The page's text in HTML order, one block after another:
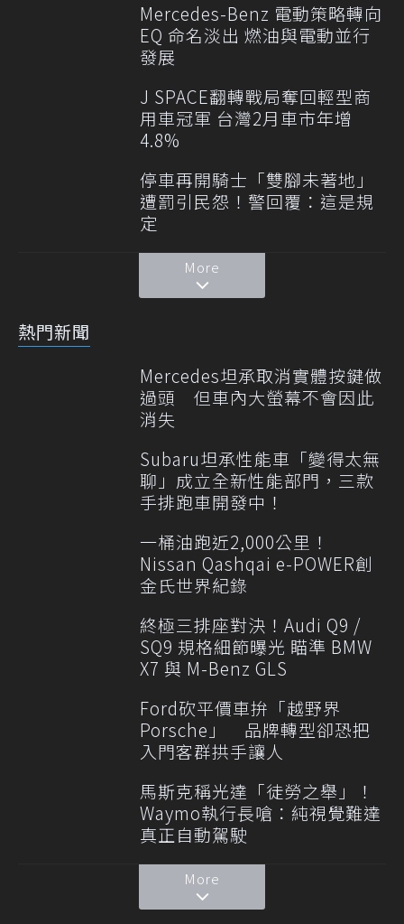
Mercedes-Benz 電動策略轉向
EQ 命名淡出 燃油與電動並行
發展
J SPACE翻轉戰局奪回輕型商
用車冠軍 台灣2月車市年增
4.8%
停車再開騎士「雙腳未著地」
遭罰引民怨！警回覆：這是規
定
More
熱門新聞
Mercedes坦承取消實體按鍵做
過頭 但車內大螢幕不會因此
消失
Subaru坦承性能車「變得太無
聊」成立全新性能部門，三款
手排跑車開發中！
一桶油跑近2,000公里！
Nissan Qashqai e-POWER創
金氏世界紀錄
終極三排座對決！Audi Q9 /
SQ9 規格細節曝光 瞄準 BMW
X7 與 M-Benz GLS
Ford砍平價車拚「越野界
Porsche」 品牌轉型卻恐把
入門客群拱手讓人
馬斯克稱光達「徒勞之舉」！
Waymo執行長嗆：純視覺難達
真正自動駕駛
More